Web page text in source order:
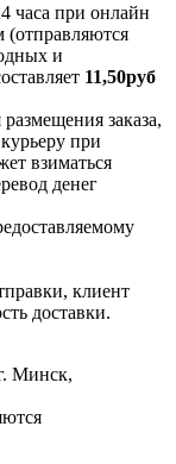
часа при онлайн
(отправляются
и
11,50руб
заказа,
при
взиматься
денег
клиент
доставки.
Минск,